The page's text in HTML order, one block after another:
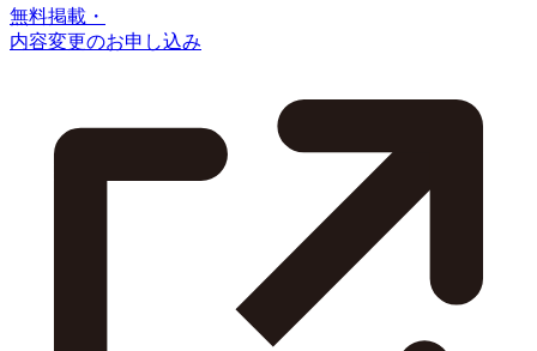
無料掲載・
内容変更のお申し込み